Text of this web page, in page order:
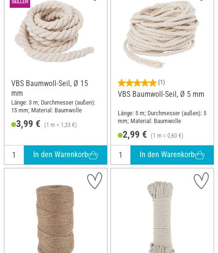
VBS Baumwoll-Seil, Ø 15
mm
Länge: 3 m; Durchmesser (außen):
15 mm; Material: Baumwolle
3,99 € (1 m = 1,33 €)
In den Warenkorb
(1)
VBS Baumwoll-Seil, Ø 5 mm
Länge: 5 m; Durchmesser (außen): 5
mm; Material: Baumwolle
2,99 € (1 m = 0,60 €)
In den Warenkorb